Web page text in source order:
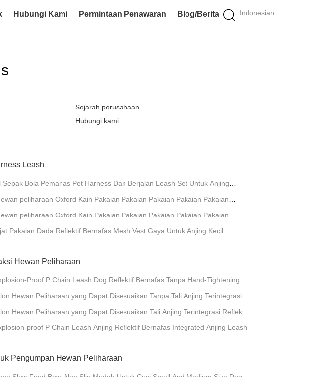
Indonesian
Hubungi Kami Permintaan Penawaran Blog/Berita
Sejarah perusahaan
Hubungi kami
Leash
Sepak Bola Pemanas Pet Harness Dan Berjalan Leash Set Untuk Anjing
peliharaan Oxford Kain Pakaian Pakaian Pakaian Pakaian Pakaian
peliharaan Oxford Kain Pakaian Pakaian Pakaian Pakaian Pakaian
Pakaian Dada Reflektif Bernafas Mesh Vest Gaya Untuk Anjing Kecil
Hewan Peliharaan
Proof P Chain Leash Dog Reflektif Bernafas Tanpa Hand-Tightening
Hewan Peliharaan yang Dapat Disesuaikan Tanpa Tali Anjing Terintegrasi
Hewan Peliharaan yang Dapat Disesuaikan Tali Anjing Terintegrasi Reflektif
proof P Chain Leash Anjing Reflektif Bernafas Integrated Anjing Leash
Pengumpan Hewan Peliharaan